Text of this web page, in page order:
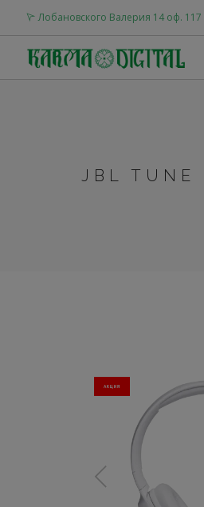
Лобановского Валерия 14 оф. 117
JBL TUNE
АКЦИЯ